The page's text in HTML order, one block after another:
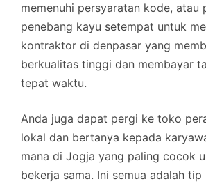
memenuhi persyaratan kode, atau
penebang kayu setempat untuk
kontraktor di denpasar yang
berkualitas tinggi dan membayar
tepat waktu.
Anda juga dapat pergi ke toko
lokal dan bertanya kepada
mana di Jogja yang paling cocok
bekerja sama. Ini semua adalah